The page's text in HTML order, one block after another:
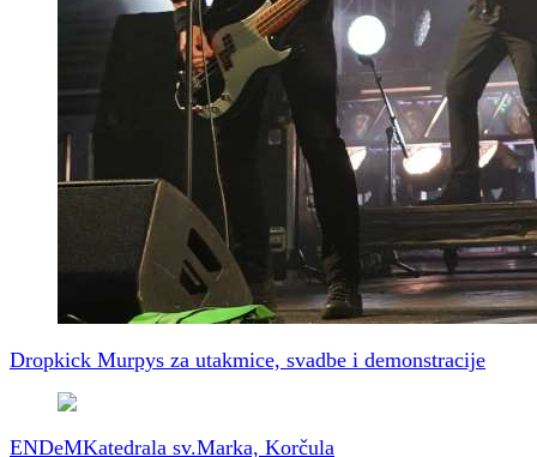
Dropkick Murpys za utakmice, svadbe i demonstracije
ENDeMKatedrala sv.Marka, Korčula